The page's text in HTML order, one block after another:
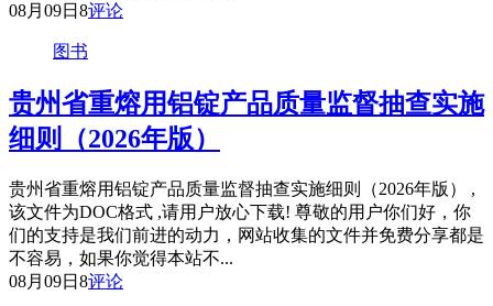
08月09日 8评论
图书
贵州省重熔用铝锭产品质量监督抽查实施
细则（2026年版）
贵州省重熔用铝锭产品质量监督抽查实施细则（2026年版） ,
该文件为DOC格式 ,请用户放心下载! 尊敬的用户你们好，你
们的支持是我们前进的动力，网站收集的文件并免费分享都是
不容易，如果你觉得本站不...
08月09日 8评论